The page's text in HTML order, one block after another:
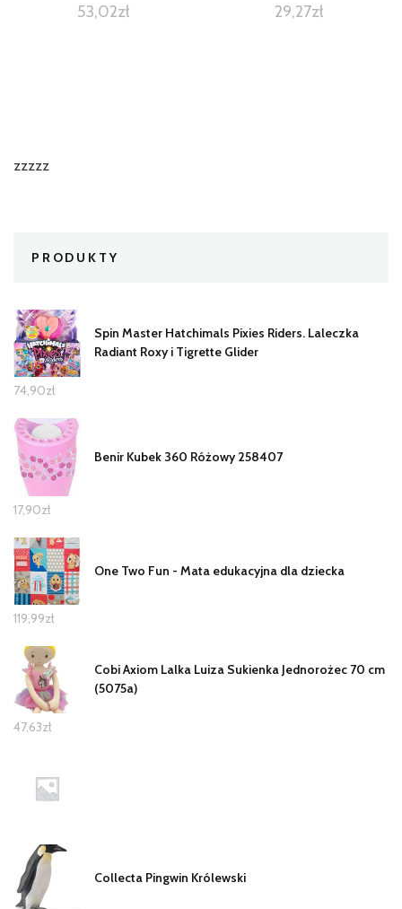
53,02zł 29,27zł
zzzzz
PRODUKTY
Spin Master Hatchimals Pixies Riders. Laleczka
Radiant Roxy i Tigrette Glider
74,90zł
Benir Kubek 360 Różowy 258407
17,90zł
One Two Fun - Mata edukacyjna dla dziecka
119,99zł
Cobi Axiom Lalka Luiza Sukienka Jednorożec 70 cm
(5075a)
47,63zł
Collecta Pingwin Królewski